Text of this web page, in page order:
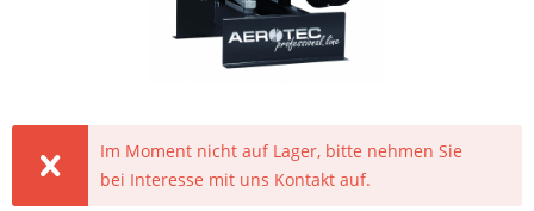
Im Moment nicht auf Lager, bitte nehmen Sie
bei Interesse mit uns Kontakt auf.